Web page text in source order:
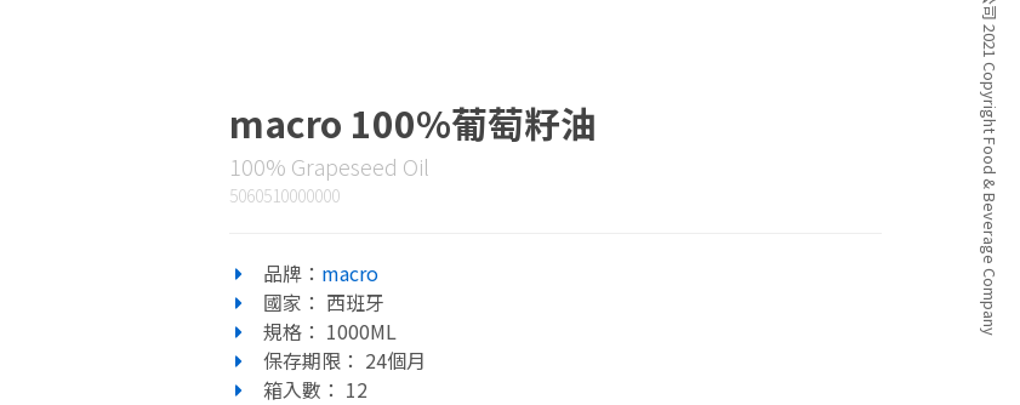
macro 100%葡萄籽油
100% Grapeseed Oil
5060510000000
品牌： macro
國家： 西班牙
規格： 1000ML
保存期限： 24個月
箱入數： 12
2021 廣紘國際有限公司 2021 Copyright Food & Beverage Company